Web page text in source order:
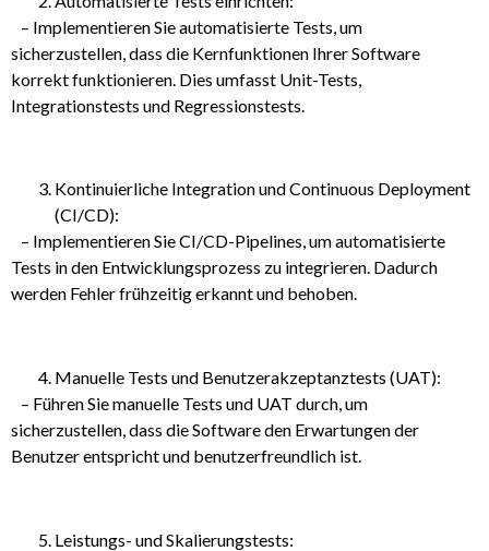
– Implementieren Sie automatisierte Tests, um
sicherzustellen, dass die Kernfunktionen Ihrer Software
korrekt funktionieren. Dies umfasst Unit-Tests,
Integrationstests und Regressionstests.
Kontinuierliche Integration und Continuous Deployment
(CI/CD):
– Implementieren Sie CI/CD-Pipelines, um automatisierte
Tests in den Entwicklungsprozess zu integrieren. Dadurch
werden Fehler frühzeitig erkannt und behoben.
Manuelle Tests und Benutzerakzeptanztests (UAT):
– Führen Sie manuelle Tests und UAT durch, um
sicherzustellen, dass die Software den Erwartungen der
Benutzer entspricht und benutzerfreundlich ist.
Leistungs- und Skalierungstests: